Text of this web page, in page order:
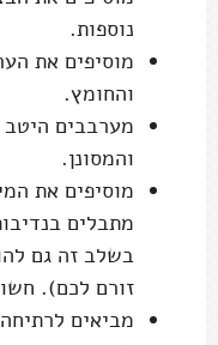
נוספות.
מוסיפים את
והחומץ.
מערבבים היטב
והמסונן.
מתבלים
בשלב זה גם
זורם לכם).
מביאים